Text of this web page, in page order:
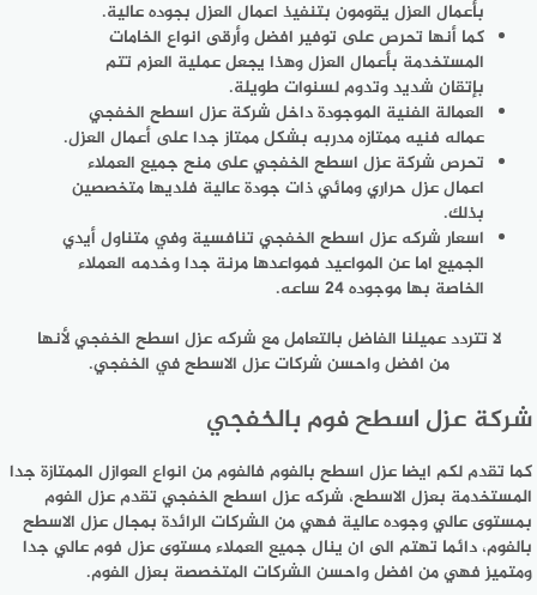
بأعمال العزل يقومون بتنفيذ اعمال العزل بجوده عالية.
كما أنها تحرص على توفير افضل وأرقى انواع الخامات
المستخدمة بأعمال العزل وهذا يجعل عملية العزم تتم
بإتقان شديد وتدوم لسنوات طويلة.
العمالة الفنية الموجودة داخل شركة عزل اسطح الخفجي
عماله فنيه ممتازه مدربه بشكل ممتاز جدا على أعمال العزل.
تحرص شركة عزل اسطح الخفجي على منح جميع العملاء
اعمال عزل حراري ومائي ذات جودة عالية فلديها متخصصين
بذلك.
اسعار شركه عزل اسطح الخفجي تنافسية وفي متناول أيدي
الجميع اما عن المواعيد فمواعدها مرنة جدا وخدمه العملاء
الخاصة بها موجوده 24 ساعه.
لا تتردد عميلنا الفاضل بالتعامل مع شركه عزل اسطح الخفجي لأنها
من افضل واحسن شركات عزل الاسطح في الخفجي.
شركة عزل اسطح فوم بالخفجي
كما تقدم لكم ايضا عزل اسطح بالفوم فالفوم من انواع العوازل الممتازة جدا
المستخدمة بعزل الاسطح، شركه عزل اسطح الخفجي تقدم عزل الفوم
بمستوى عالي وجوده عالية فهي من الشركات الرائدة بمجال عزل الاسطح
بالفوم، دائما تهتم الى ان ينال جميع العملاء مستوى عزل فوم عالي جدا
ومتميز فهي من افضل واحسن الشركات المتخصصة بعزل الفوم.